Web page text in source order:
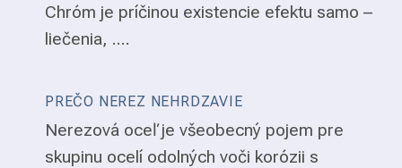
Chróm je príčinou existencie efektu samo –
liečenia, ....
PREČO NEREZ NEHRDZAVIE
Nerezová oceľ je všeobecný pojem pre
skupinu ocelí odolných voči korózii s